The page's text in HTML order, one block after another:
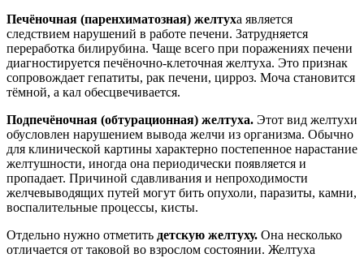
Печёночная (паренхиматозная) желтуха является
следствием нарушений в работе печени. Затрудняется
переработка билирубина. Чаще всего при поражениях печени
диагностируется печёночно-клеточная желтуха. Это признак
сопровождает гепатиты, рак печени, цирроз. Моча становится
тёмной, а кал обесцвечивается.
Подпечёночная (обтурационная) желтуха. Этот вид желтухи
обусловлен нарушением вывода желчи из организма. Обычно
для клинической картины характерно постепенное нарастание
желтушности, иногда она периодически появляется и
пропадает. Причиной сдавливания и непроходимости
желчевыводящих путей могут бить опухоли, паразиты, камни,
воспалительные процессы, кисты.
Отдельно нужно отметить детскую желтуху. Она несколько
отличается от таковой во взрослом состоянии. Желтуха